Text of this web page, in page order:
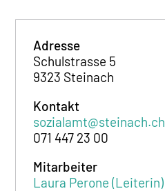
Adresse
Schulstrasse 5
9323 Steinach
Kontakt
sozialamt@steinach.ch
071 447 23 00
Mitarbeiter
Laura Perone (Leiterin)